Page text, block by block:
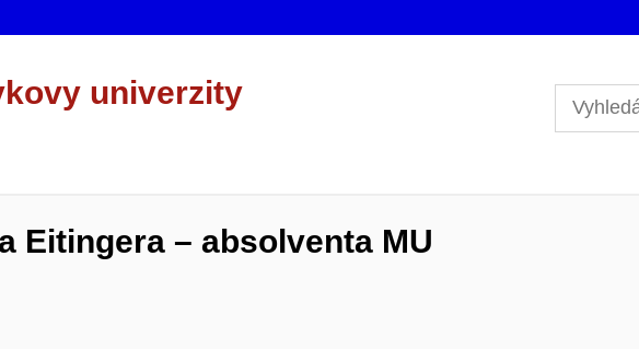
univerzity
Eitingera – absolventa MU